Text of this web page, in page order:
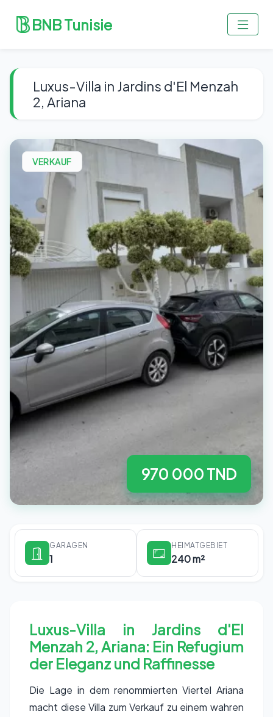
BNB Tunisie
Luxus-Villa in Jardins d'El Menzah
2, Ariana
VERKAUF
970 000 TND
GARAGEN
1
HEIMATGEBIET
240 m²
Luxus-Villa in Jardins d'El
Menzah 2, Ariana: Ein Refugium
der Eleganz und Raffinesse
Die Lage in dem renommierten Viertel Ariana
macht diese Villa zum Verkauf zu einem wahren